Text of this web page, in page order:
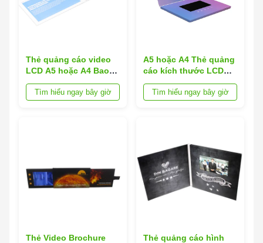
Thẻ quảng cáo video
LCD A5 hoặc A4 Bao
gồm hỗ trợ định dạng
âm thanh MP3 Được
Tìm hiểu ngay bây giờ
A5 hoặc A4 Thẻ quảng
cáo kích thước LCD
Thẻ quảng cáo video
Được trang bị dung
Tìm hiểu ngay bây giờ
Thẻ Video Brochure
Thẻ quảng cáo hình